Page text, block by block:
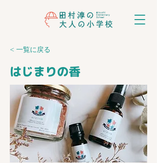
< 一覧に戻る
はじまりの香